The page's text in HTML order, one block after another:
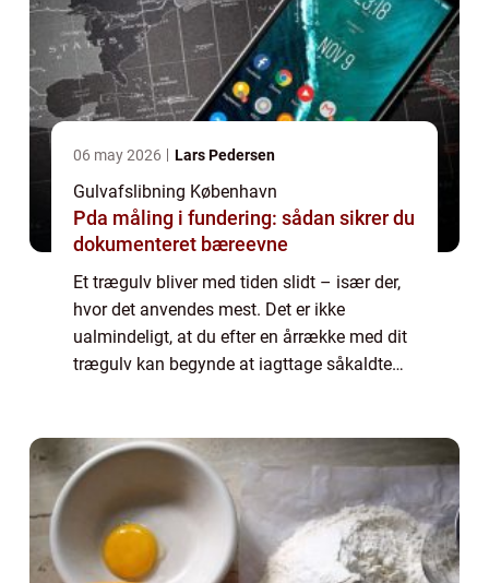
06 may 2026 Lars Pedersen
Gulvafslibning København
Pda måling i fundering: sådan sikrer du
dokumenteret bæreevne
Et trægulv bliver med tiden slidt – især der,
hvor det anvendes mest. Det er ikke
ualmindeligt, at du efter en årrække med dit
trægulv kan begynde at iagttage såkaldte